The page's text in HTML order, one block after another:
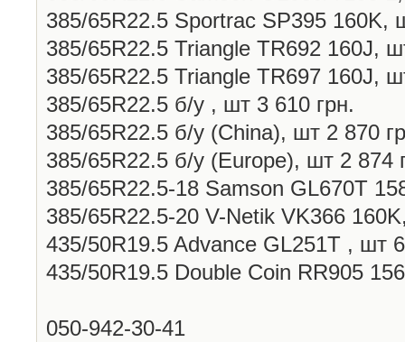
385/65R22.5 Sportrac SP395 160K,
385/65R22.5 Triangle TR692 160J,
385/65R22.5 Triangle TR697 160J,
385/65R22.5 б/у , шт 3 610 грн.
385/65R22.5 б/у (China), шт 2 870
385/65R22.5 б/у (Europe), шт 2 874
385/65R22.5-18 Samson GL670T
385/65R22.5-20 V-Netik VK366
435/50R19.5 Advance GL251T , шт
435/50R19.5 Double Coin RR905
050-942-30-41